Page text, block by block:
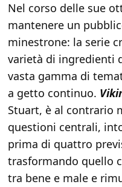
Nel corso delle sue
mantenere un
minestrone: la serie
varietà di ingredienti
vasta gamma di
a getto continuo.
Stuart, è al contrario
questioni centrali,
prima di quattro
trasformando quello
tra bene e male e